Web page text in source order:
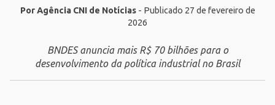
Por Agência CNI de Notícias- Publicado 27 de fevereiro de
2026
BNDES anuncia mais R$ 70 bilhões para o
desenvolvimento da política industrial no Brasil